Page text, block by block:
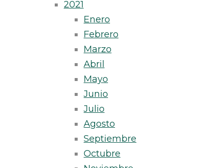
2021
Enero
Febrero
Marzo
Abril
Mayo
Junio
Julio
Agosto
Septiembre
Octubre